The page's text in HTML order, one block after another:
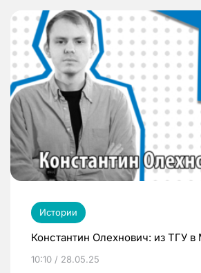
Истории
Константин Олехнович: из ТГУ
10:10 / 28.05.25